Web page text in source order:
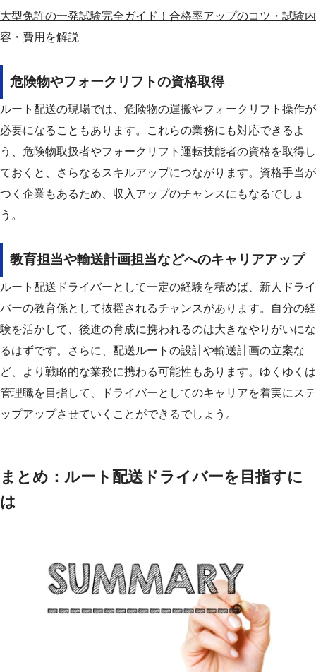
大型免許の一発試験完全ガイド！合格率アップのコツ・試験内
容・費用を解説
危険物やフォークリフトの資格取得
ルート配送の現場では、危険物の運搬やフォークリフト操作が
必要になることもあります。
これらの業務にも対応できるよ
う、危険物取扱者やフォークリフト運転技能者の資格を取得し
ておくと、さらなるスキルアップにつながります。資格手当が
つく企業もあるため、収入アップのチャンスにもなるでしょ
う。
教育担当や輸送計画担当などへのキャリアアップ
ルート配送ドライバーとして一定の経験を積めば、新人ドライ
バーの教育係として抜擢されるチャンスがあります。
自分の経
験を活かして、後進の育成に携われるのは大きなやりがいにな
るはずです。
さらに、配送ルートの設計や輸送計画の立案な
ど、より戦略的な業務に携わる可能性もあります。 ゆくゆくは
管理職を目指して、ドライバーとしてのキャリアを着実にステ
ップアップさせていくことができるでしょう。
まとめ：ルート配送ドライバーを目指すに
は